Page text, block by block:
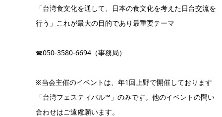
「台湾食文化を通して、日本の食文化を考えた日台交流を
行う」これが最大の目的であり最重要テーマ
☎050-3580-6694（事務局）
※当会主催のイベントは、年1回上野で開催しております
「台湾フェスティバル™」のみです。他のイベントの問い
合わせはご遠慮願います。